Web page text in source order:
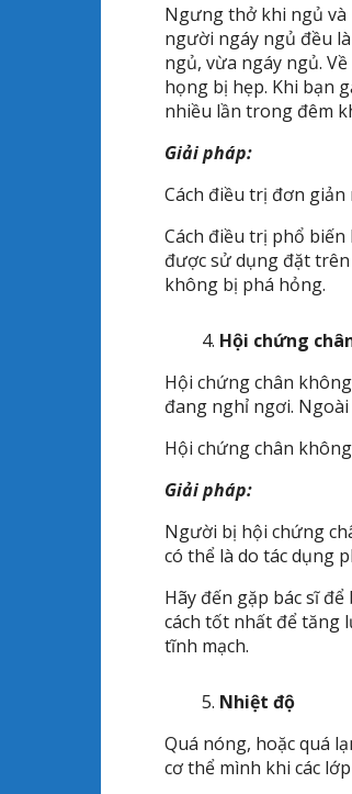
Ngưng thở khi ngủ
người ngáy ngủ đều
ngủ, vừa ngáy ngủ.
họng bị hẹp. Khi bạn
nhiều lần trong đêm
Giải pháp:
Cách điều trị đơn
Cách điều trị phổ
được sử dụng đặt
không bị phá hỏng.
Hội chứng
Hội chứng chân
đang nghỉ ngơi. Ngoài
Hội chứng chân
Giải pháp:
Người bị hội chứng
có thể là do tác dụng
Hãy đến gặp bác sĩ
cách tốt nhất để tăng
tĩnh mạch.
Nhiệt độ
Quá nóng, hoặc quá
cơ thể mình khi các